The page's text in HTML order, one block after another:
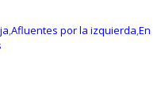
,Afluentes por la izquierda,En